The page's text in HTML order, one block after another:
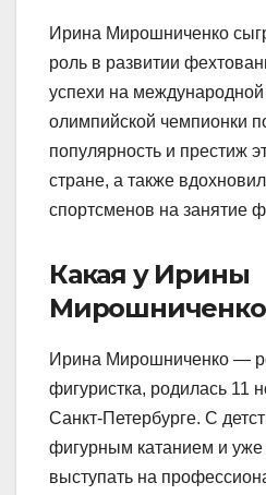
Ирина Мирошниченко
роль в развитии
успехи на международной
олимпийской чемпионки
популярность и престиж
стране, а также
спортсменов на занятие
Какая у Ирины
Ирина Мирошниченко —
фигуристка, родилась 11
Санкт-Петербурге. С
фигурным катанием и уже
выступать на